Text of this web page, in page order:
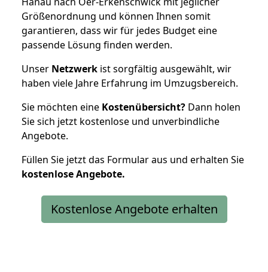
Größenordnung und können Ihnen somit
garantieren, dass wir für jedes Budget eine
passende Lösung finden werden.
Unser Netzwerk ist sorgfältig ausgewählt, wir
haben viele Jahre Erfahrung im Umzugsbereich.
Sie möchten eine Kostenübersicht? Dann holen
Sie sich jetzt kostenlose und unverbindliche
Angebote.
Füllen Sie jetzt das Formular aus und erhalten Sie
kostenloseAngebote.
Kostenlose Angebote erhalten